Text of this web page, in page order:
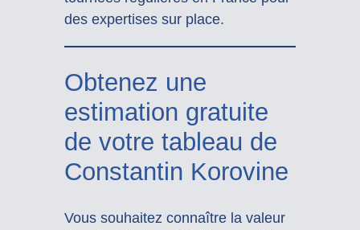
des expertises sur place.
Obtenez une
estimation gratuite
de votre tableau de
Constantin Korovine
Vous souhaitez connaître la valeur